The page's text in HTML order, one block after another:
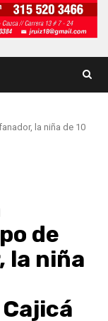
la niña de 10
de
la niña